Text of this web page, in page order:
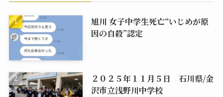
旭川 女子中学生死亡“いじめが原
因の自殺”認定
２０２５年１１月５日 石川県/金
沢市立浅野川中学校